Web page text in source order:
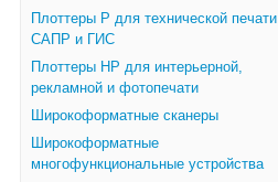
Плоттеры Р для технической печати
САПР и ГИС
Плоттеры НР для интерьерной,
рекламной и фотопечати
Широкоформатные сканеры
Широкоформатные
многофункциональные устройства